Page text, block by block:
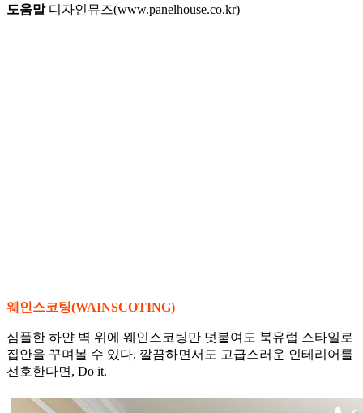
도움말디자인뮤즈(www.panelhouse.co.kr)
웨인스코팅(WAINSCOTING)
심플한 하얀 벽 위에 웨인스코팅만 덧붙여도 북유럽 스타일로
집안을 꾸며볼 수 있다. 깔끔하면서도 고급스러운 인테리어를
선호한다면, Do it.